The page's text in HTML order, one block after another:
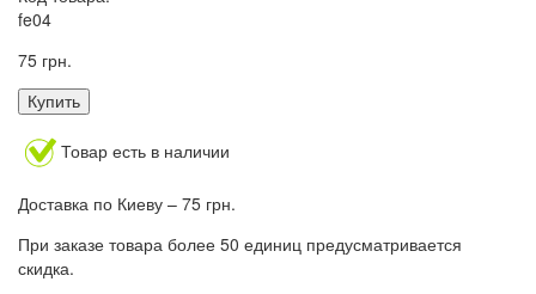
fe04
75 грн.
Купить
Товар есть в наличии
Доставка по Киеву – 75 грн.
При заказе товара более 50 единиц предусматривается
скидка.